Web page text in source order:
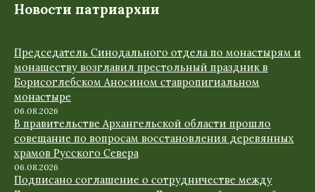
Новости патриархии
Председатель Синодального отдела по монастырям и
монашеству возглавил престольный праздник в
Борисоглебском Аносином ставропигиальном
монастыре
06.08.2026
В правительстве Архангельской области прошло
совещание по вопросам восстановления деревянных
храмов Русского Севера
06.08.2026
Подписано соглашение о сотрудничестве между